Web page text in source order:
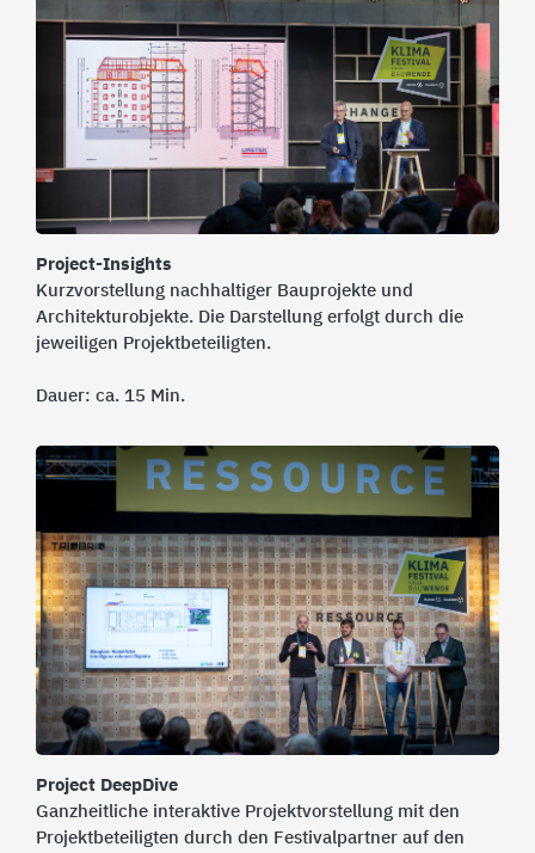
Project-Insights
Kurzvorstellung nachhaltiger Bauprojekte und
Architekturobjekte. Die Darstellung erfolgt durch die
jeweiligen Projektbeteiligten.
Dauer: ca. 15 Min.
Project DeepDive
Ganzheitliche interaktive Projektvorstellung mit den
Projektbeteiligten durch den Festivalpartner auf den